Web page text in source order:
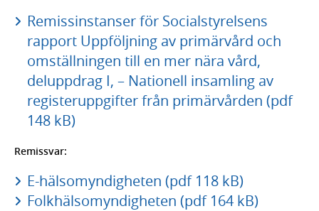
Remissinstanser för Socialstyrelsens
rapport Uppföljning av primärvård och
omställningen till en mer nära vård,
deluppdrag I, – Nationell insamling av
registeruppgifter från primärvården (pdf
148 kB)
Remissvar:
E-hälsomyndigheten (pdf 118 kB)
Folkhälsomyndigheten (pdf 164 kB)